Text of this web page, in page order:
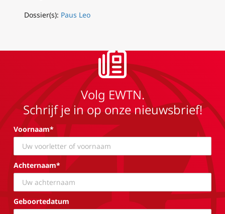
Dossier(s): Paus Leo
Volg EWTN.
Schrijf je in op onze nieuwsbrief!
Voornaam*
Achternaam*
Geboortedatum